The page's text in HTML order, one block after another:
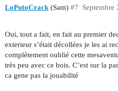
LoPutoCrack (Sam) Septembre
#7
Oui, tout a fait, en fait au premier
exterieur s’était décollées je les ai
complètement oublié cette
très peu avec ce bois. C’est sur la
ca gene pas la jouabilité